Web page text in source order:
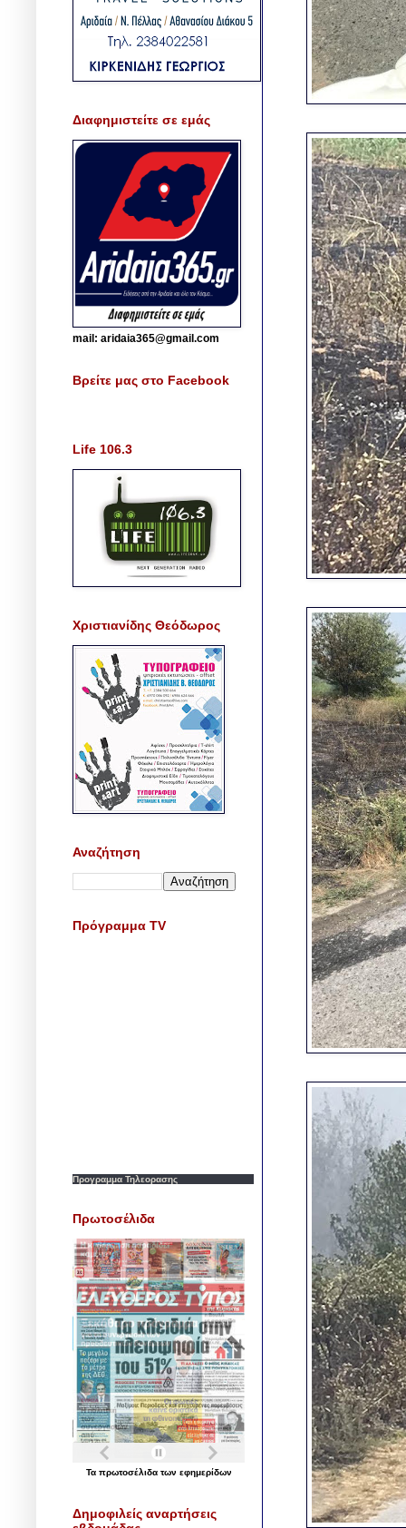
Διαφημιστείτε σε εμάς
mail: aridaia365@gmail.com
Βρείτε μας στο Facebook
Life 106.3
Χριστιανίδης Θεόδωρος
Αναζήτηση
Πρόγραμμα TV
Προγραμμα Τηλεορασης
Πρωτοσέλιδα
Τα πρωτοσέλιδα των εφημερίδων
Δημοφιλείς αναρτήσεις